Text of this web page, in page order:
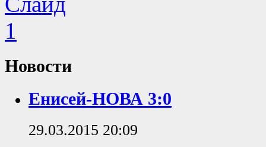
Новости
Енисей-НОВА 3:0
29.03.2015 20:09